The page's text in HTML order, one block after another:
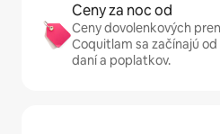
Ceny za noc od
Ceny dovolenkových
Coquitlam sa začínajú od
daní a poplatkov.